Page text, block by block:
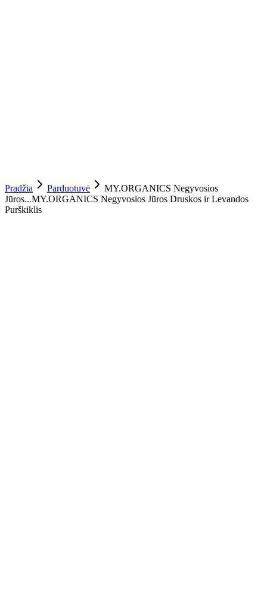
Pradžia Parduotuvė
MY.ORGANICS Negyvosios
Jūros...MY.ORGANICS Negyvosios Jūros Druskos ir Levandos
Purškiklis